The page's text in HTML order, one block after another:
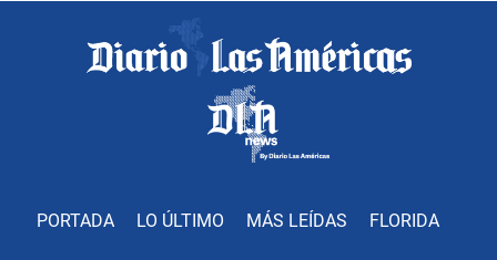
PORTADA LO ÚLTIMO MÁS LEÍDAS FLORIDA